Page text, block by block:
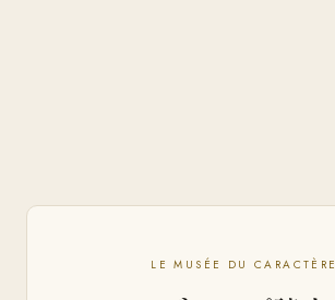
LE MUSÉE DU CARACTÈRE